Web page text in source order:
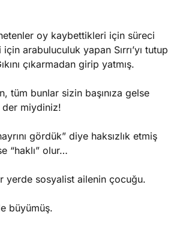
oy kaybettikleri için süreci
arabuluculuk yapan Sırrı’yı tutup
çıkarmadan girip yatmış.
tüm bunlar sizin başınıza gelse
der miydiniz!
gördük” diye haksızlık etmiş
“haklı” olur…
yerde sosyalist ailenin çocuğu.
büyümüş.